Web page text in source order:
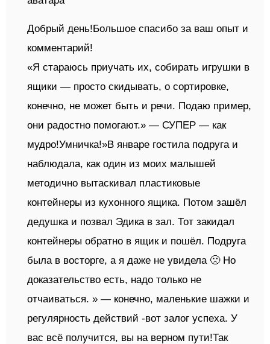
Добрый день!Большое спасибо за ваш опыт и
комментарий!
«Я стараюсь приучать их, собирать игрушки в
ящики — просто скидывать, о сортировке,
конечно, не может быть и речи. Подаю пример,
они радостно помогают.» — СУПЕР — как
мудро!Умничка!»В январе гостила подруга и
наблюдала, как один из моих малышей
методично вытаскивал пластиковые
контейнеры из кухонного ящика. Потом зашёл
дедушка и позвал Эдика в зал. Тот закидал
контейнеры обратно в ящик и пошёл. Подруга
была в восторге, а я даже не увидела 🙁 Но
доказательство есть, надо только не
отчаиваться. » — конечно, маленькие шажки и
регулярность действий -вот залог успеха. У
вас всё получится, вы на верном пути!Так